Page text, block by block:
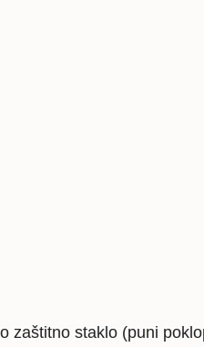
zaštitno staklo (puni